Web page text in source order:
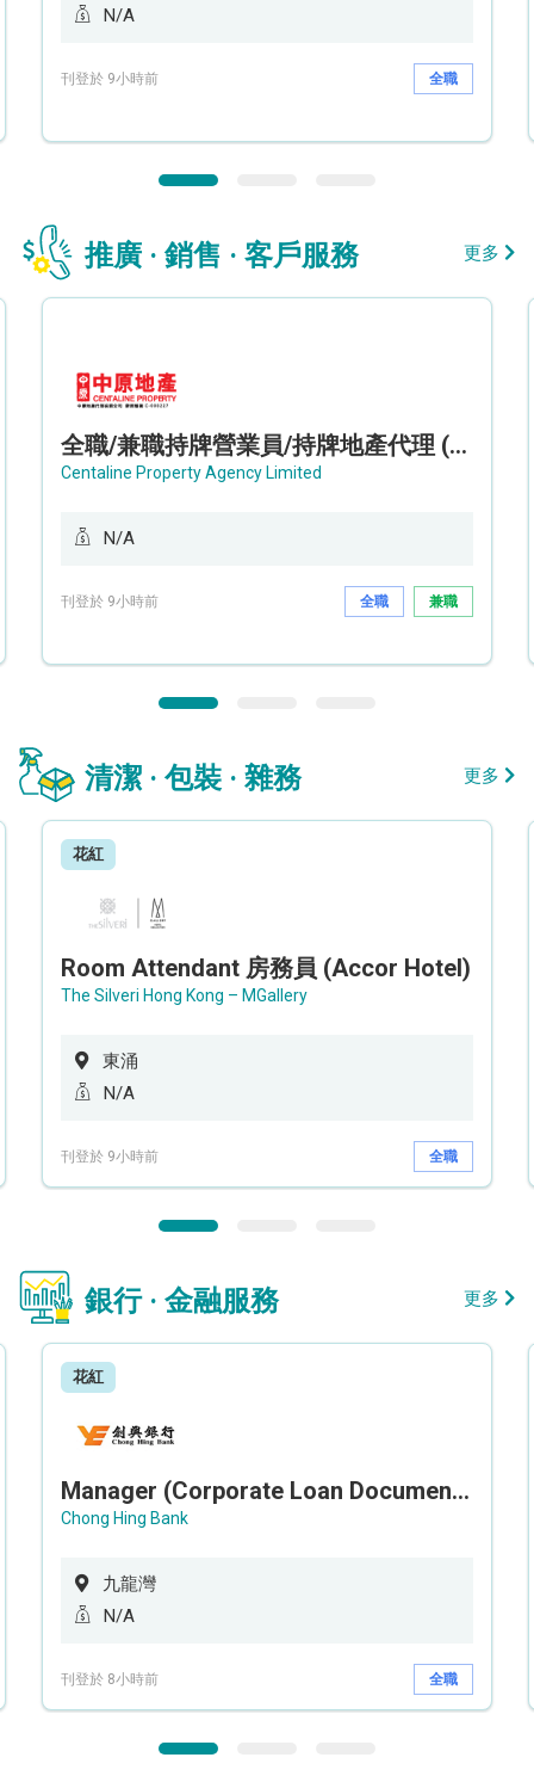
N/A
刊登於 9小時前 全職
推廣 · 銷售 · 客戶服務 更多
全職/兼職持牌營業員/持牌地產代理 (長沙灣/將軍澳/油塘)
Centaline Property Agency Limited
N/A
刊登於 9小時前 全職 兼職
清潔 · 包裝 · 雜務 更多
花紅
Room Attendant 房務員 (Accor Hotel)
The Silveri Hong Kong – MGallery
東涌
N/A
刊登於 9小時前 全職
銀行 · 金融服務 更多
花紅
Manager (Corporate Loan Documentation) - Credit Administration Department
Chong Hing Bank
九龍灣
N/A
刊登於 8小時前 全職